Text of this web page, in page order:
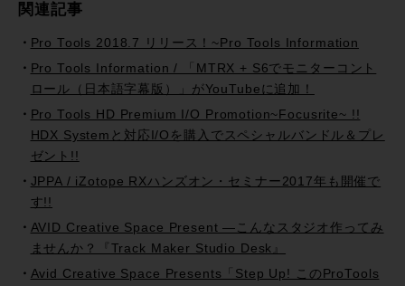
関連記事
Pro Tools 2018.7 リリース！~Pro Tools Information
Pro Tools Information / 「MTRX + S6でモニターコント
ロール（日本語字幕版）」がYouTubeに追加！
Pro Tools HD Premium I/O Promotion~Focusrite~ !!
HDX Systemと対応I/Oを購入でスペシャルバンドル＆プレ
ゼント!!
JPPA / iZotope RXハンズオン・セミナー2017年も開催で
す!!
AVID Creative Space Present —こんなスタジオ作ってみ
ませんか？『Track Maker Studio Desk』
Avid Creative Space Presents「Step Up! このProTools